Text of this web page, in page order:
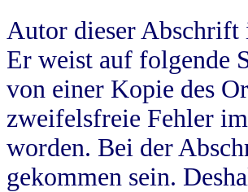
Autor dieser
Er weist auf folgende
von einer Kopie des
zweifelsfreie Fehler
worden. Bei der
gekommen sein.